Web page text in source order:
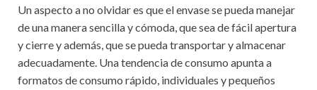
Un aspecto a no olvidar es que el envase se pueda manejar
de una manera sencilla y cómoda, que sea de fácil apertura
y cierre y además, que se pueda transportar y almacenar
adecuadamente. Una tendencia de consumo apunta a
formatos de consumo rápido, individuales y pequeños